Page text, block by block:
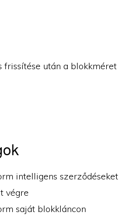
frissítése után a blokkméret
intelligens szerződéseket
végre
saját blokkláncon